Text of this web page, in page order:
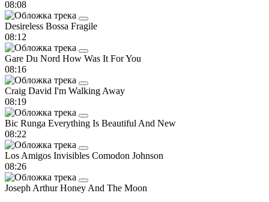
08:08
Desireless Bossa Fragile
08:12
Gare Du Nord How Was It For You
08:16
Craig David I'm Walking Away
08:19
Bic Runga Everything Is Beautiful And New
08:22
Los Amigos Invisibles Comodon Johnson
08:26
Joseph ArthurHoney And The Moon